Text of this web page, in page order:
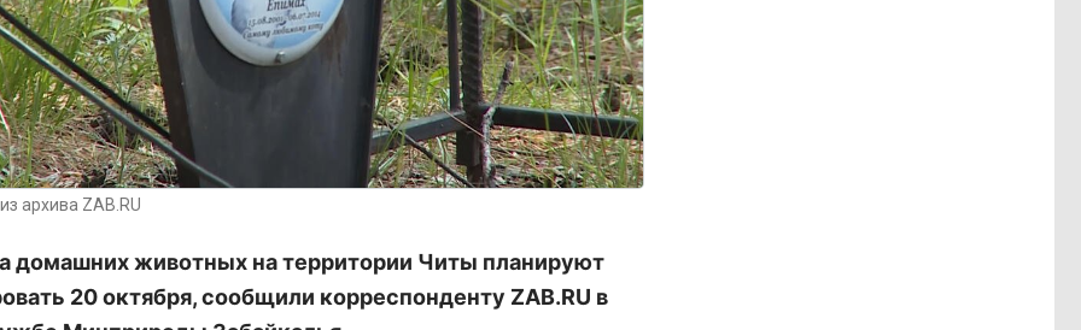
архива ZAB.RU
домашних животных на территории Читы планируют
20 октября, сообщили корреспонденту ZAB.RU в